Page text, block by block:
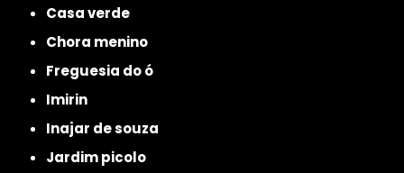
casa verde
chora menino
freguesia do ó
imirin
inajar de souza
jardim picolo